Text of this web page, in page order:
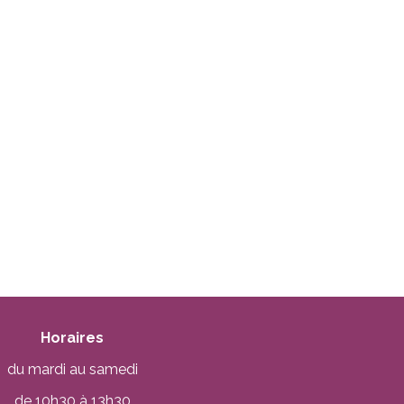
Horaires
du mardi au samedi